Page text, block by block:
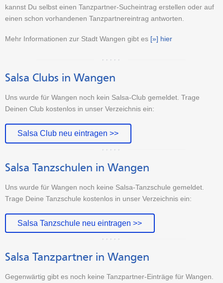
kannst Du selbst einen Tanzpartner-Sucheintrag erstellen oder auf
einen schon vorhandenen Tanzpartnereintrag antworten.
Mehr Informationen zur Stadt Wangen gibt es [»] hier
Salsa Clubs in Wangen
Uns wurde für Wangen noch kein Salsa-Club gemeldet. Trage
Deinen Club kostenlos in unser Verzeichnis ein:
Salsa Club neu eintragen >>
Salsa Tanzschulen in Wangen
Uns wurde für Wangen noch keine Salsa-Tanzschule gemeldet.
Trage Deine Tanzschule kostenlos in unser Verzeichnis ein:
Salsa Tanzschule neu eintragen >>
Salsa Tanzpartner in Wangen
Gegenwärtig gibt es noch keine Tanzpartner-Einträge für Wangen.